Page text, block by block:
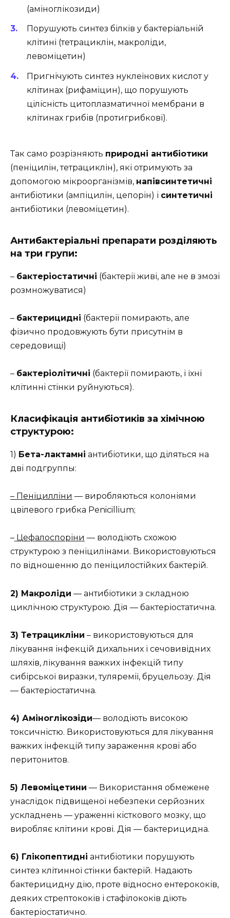
(аміноглікозиди)
Порушують синтез білків у бактеріальній
клітині (тетрациклін, макроліди,
левоміцетин)
Пригнічують синтез нуклеїнових кислот у
клітинах (рифаміцин), що порушують
цілісність цитоплазматичної мембрани в
клітинах грибів (протигрибкові).
Так само розрізняють природні антибіотики
(пеніцилін, тетрациклін), які отримують за
допомогою мікроорганізмів, напівсинтетичні
антибіотики (ампіцилін, цепорін) і синтетичні
антибіотики (левоміцетин).
Антибактеріальні препарати розділяють
на три групи:
– бактеріостатичні (бактерії живі, але не в змозі
розмножуватися)
– бактерицидні (бактерії помирають, але
фізично продовжують бути присутнім в
середовищі)
– бактеріолітичні (бактерії помирають, і їхні
клітинні стінки руйнуються).
Класифікація антибіотиків за хімічною
структурою:
1) Бета-лактамні антибіотики, що діляться на
дві подгруппы:
– Пеніцилліни — виробляються колоніями
цвілевого грибка Penicillium;
– Цефалоспоріни — володіють схожою
структурою з пеніцилінами. Використовуються
по відношенню до пеніцилостійких бактерій.
2) Макроліди — антибіотики з складною
циклічною структурою. Дія — бактеріостатична.
3) Тетрацикліни – використовуються для
лікування інфекцій дихальних і сечовивідних
шляхів, лікування важких інфекцій типу
сибірської виразки, туляремії, бруцельозу. Дія
— бактеріостатична.
4) Аміноглікозіди— володіють високою
токсичністю. Використовуються для лікування
важких інфекцій типу зараження крові або
перитонитов.
5) Левоміцетини — Використання обмежене
унаслідок підвищеної небезпеки серйозних
ускладнень — ураженні кісткового мозку, що
виробляє клітини крові. Дія — бактерицидна.
6) Глікопептидні антибіотики порушують
синтез клітинної стінки бактерій. Надають
бактерицидну дію, проте відносно ентерококів,
деяких стрептококів і стафілококів діють
бактеріостатично.